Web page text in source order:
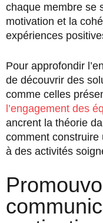
chaque membre se
motivation et la
expériences
Pour approfondir
de découvrir des
comme celles
l’engagement des
ancrent la théorie
comment construire
à des activités